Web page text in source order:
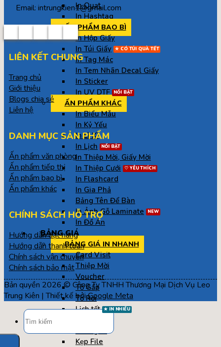
In Quạt
In Hashtag
ẤN PHẨM BAO BÌ
In Hộp Giấy
In Túi Giấy
In Tag Mác
In Tem Nhãn Decal Giấy
In Sticker
In UV DTF
ẤN PHẨM KHÁC
In Biểu Mẫu
In Kỷ Yếu
In Lì Xì
In Lịch
In Thiệp Mời, Giấy Mời
In Thiệp Cưới
In Flashcard
In Gia Phả
Bảng Tên Để Bàn
In Ảnh Gỗ Laminate
In Đồ Án
BẢNG GIÁ
BẢNG GIÁ IN NHANH
Card Visit
Thiệp Mời
Voucher
Tờ Gấp
Tờ Rơi
Lịch tết
Phong Bì
Kẹp File
Email: intrungkien1@gmail.com
LIÊN KẾT CHUNG
Trang chủ
Giới thiệu
Blogs chia sẻ
Liên hệ
DANH MỤC SẢN PHẨM
Ấn phẩm văn phòng
Ấn phẩm tiếp thị
Ấn phẩm bao bì
Ấn phẩm khác
CHÍNH SÁCH HỖ TRỢ
Hướng dẫn đặt hàng
Hướng dẫn thanh toán
Chính sách vận chuyển
Chính sách bảo mật
Bản quyền 2026 © Công Ty TNHH Thương Mại Dịch Vụ Leo
Trung Kiên | Thiết kế bởiGoogle Meta
Tìm
kiếm: